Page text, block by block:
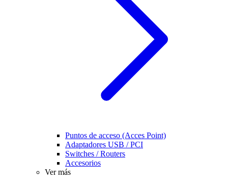
Puntos de acceso (Acces Point)
Adaptadores USB / PCI
Switches / Routers
Accesorios
Ver más